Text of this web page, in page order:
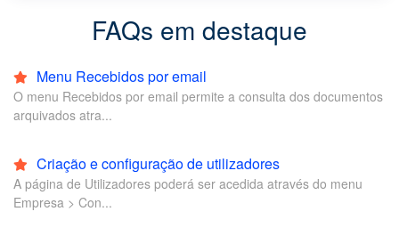
FAQs em destaque
Menu Recebidos por email
O menu Recebidos por email permite a consulta dos documentos
arquivados atra...
Criação e configuração de utilizadores
A página de Utilizadores poderá ser acedida através do menu
Empresa > Con...